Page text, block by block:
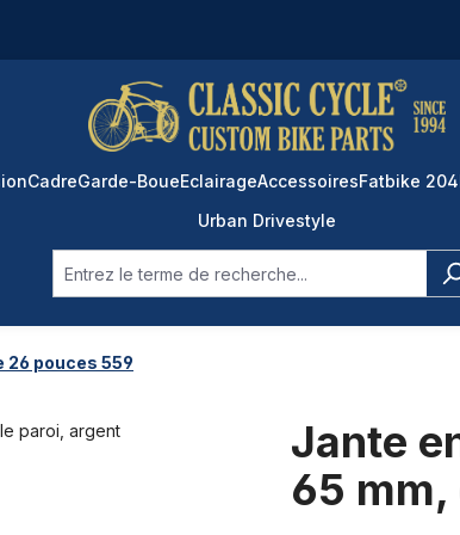
CadreGarde-BoueEclairageAccessoiresFatbike 204
Urban Drivestyle
26 pouces 559
Jante
65